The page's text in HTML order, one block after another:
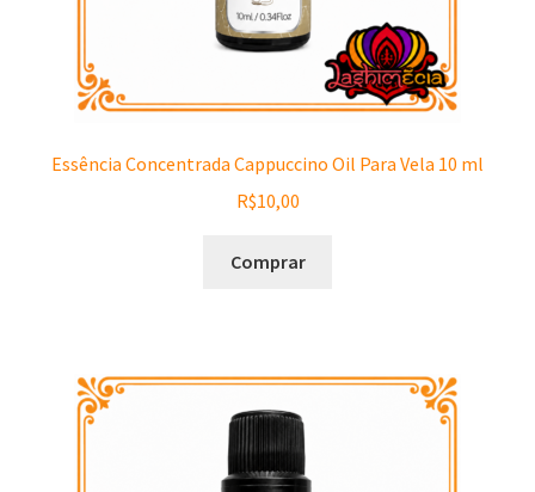
Essência Concentrada Cappuccino Oil Para Vela 10 ml
R$10,00
Comprar